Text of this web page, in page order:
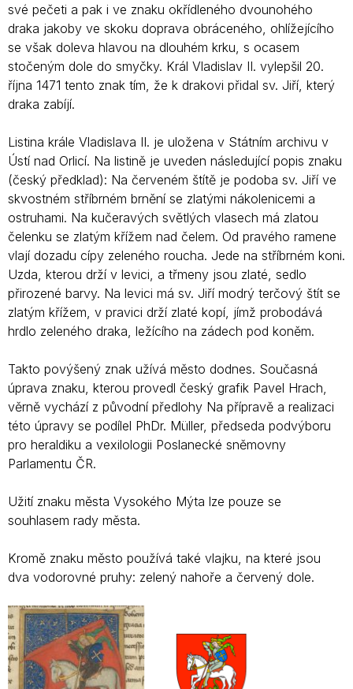
své pečeti a pak i ve znaku okřídleného dvounohého
draka jakoby ve skoku doprava obráceného, ohlížejícího
se však doleva hlavou na dlouhém krku, s ocasem
stočeným dole do smyčky. Král Vladislav II. vylepšil 20.
října 1471 tento znak tím, že k drakovi přidal sv. Jiří, který
draka zabíjí.
Listina krále Vladislava II. je uložena v Státním archivu v
Ústí nad Orlicí. Na listině je uveden následující popis znaku
(český předklad): Na červeném štítě je podoba sv. Jiří ve
skvostném stříbrném brnění se zlatými nákolenicemi a
ostruhami. Na kučeravých světlých vlasech má zlatou
čelenku se zlatým křížem nad čelem. Od pravého ramene
vlají dozadu cípy zeleného roucha. Jede na stříbrném koni.
Uzda, kterou drží v levici, a třmeny jsou zlaté, sedlo
přirozené barvy. Na levici má sv. Jiří modrý terčový štít se
zlatým křížem, v pravici drží zlaté kopí, jímž probodává
hrdlo zeleného draka, ležícího na zádech pod koněm.
Takto povýšený znak užívá město dodnes. Současná
úprava znaku, kterou provedl český grafik Pavel Hrach,
věrně vychází z původní předlohy Na přípravě a realizaci
této úpravy se podílel PhDr. Müller, předseda podvýboru
pro heraldiku a vexilologii Poslanecké sněmovny
Parlamentu ČR.
Užití znaku města Vysokého Mýta lze pouze se
souhlasem rady města.
Kromě znaku město používá také vlajku, na které jsou
dva vodorovné pruhy: zelený nahoře a červený dole.